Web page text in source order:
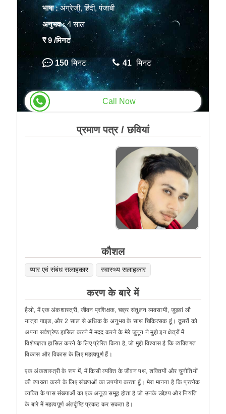
भाषा :अंग्रेजी, हिंदी, पंजाबी
अनुभव :4 साल
₹ 9/मिनट
150 मिनट 41 मिनट
Call Now
प्रमाण पत्र / छवियां
कौशल
प्यार एवं संबंध सलाहकार स्वास्थ्य सलाहकार
करण के बारे में
हैलो, मैं एक अंकशास्त्री, जीवन प्रशिक्षक, चक्र संतुलन व्यवसायी, जुड़वां लौ
यात्रा गाइड, और 2 साल से अधिक के अनुभव के साथ चिकित्सक हूं। दूसरों को
अपना सर्वश्रेष्ठ हासिल करने में मदद करने के मेरे जुनून ने मुझे इन क्षेत्रों में
विशेषज्ञता हासिल करने के लिए प्रेरित किया है, जो मुझे विश्वास है कि व्यक्तिगत
विकास और विकास के लिए महत्वपूर्ण हैं।
एक अंकशास्त्री के रूप में, मैं किसी व्यक्ति के जीवन पथ, शक्तियों और चुनौतियों
की व्याख्या करने के लिए संख्याओं का उपयोग करता हूँ। मेरा मानना है कि प्रत्येक
व्यक्ति के पास संख्याओं का एक अनूठा समूह होता है जो उनके उद्देश्य और नियति
के बारे में महत्वपूर्ण अंतर्दृष्टि प्रकट कर सकता है।